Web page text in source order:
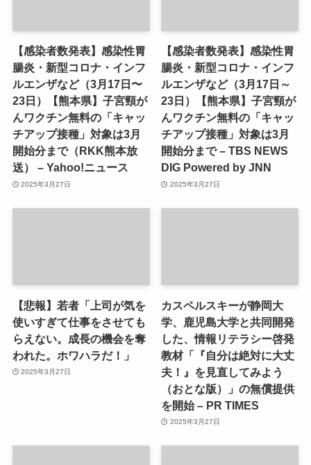
【感染者数発表】感染性胃
腸炎・新型コロナ・インフ
ルエンザなど（3月17日〜
23日）【熊本県】子宮頸が
んワクチン無料の「キャッ
チアップ接種」対象は3月
開始分まで（RKK熊本放
送） – Yahoo!ニュース
2025年3月27日
【感染者数発表】感染性胃
腸炎・新型コロナ・インフ
ルエンザなど（3月17日～
23日）【熊本県】子宮頸が
んワクチン無料の「キャッ
チアップ接種」対象は3月
開始分まで – TBS NEWS
DIG Powered by JNN
2025年3月27日
【悲報】若者「上司が気を
使いすぎて仕事をさせても
らえない。成長の機会を奪
われた。ホワハラだ！」
2025年3月27日
カスペルスキーが静岡大
学、鹿児島大学と共同開発
した、情報リテラシー啓発
教材「『自分は絶対に大丈
夫！』を見直してみよう
（おとな版）」の無償提供
を開始 – PR TIMES
2025年3月27日